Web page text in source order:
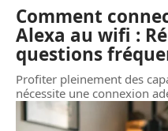
Comment
Alexa au wifi :
questions
Profiter pleinement des
nécessite une connexion